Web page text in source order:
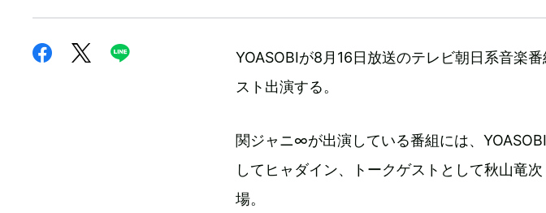
YOASOBIが8月16日放送のテレビ朝日系音楽
スト出演する。
関ジャニ∞が出演している番組には、
してヒャダイン、トークゲストとして秋山竜
場。